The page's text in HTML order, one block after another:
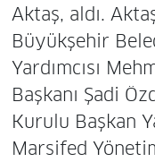
Aktaş, aldı.
Büyükşehir
Yardımcısı
Başkanı Şadi
Kurulu Başkan
Marsifed